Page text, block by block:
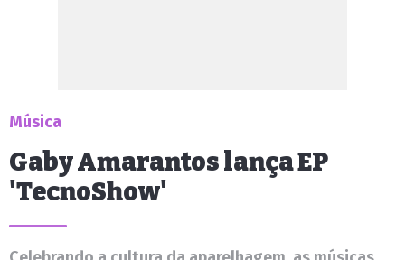
Música
Gaby Amarantos lança EP
'TecnoShow'